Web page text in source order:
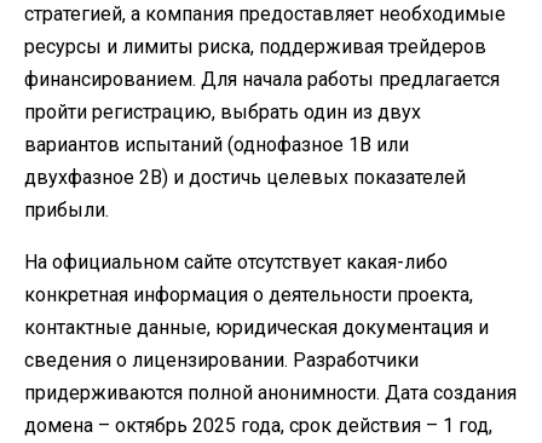
стратегией, а компания предоставляет необходимые
ресурсы и лимиты риска, поддерживая трейдеров
финансированием. Для начала работы предлагается
пройти регистрацию, выбрать один из двух
вариантов испытаний (однофазное 1В или
двухфазное 2В) и достичь целевых показателей
прибыли.
На официальном сайте отсутствует какая-либо
конкретная информация о деятельности проекта,
контактные данные, юридическая документация и
сведения о лицензировании. Разработчики
придерживаются полной анонимности. Дата создания
домена – октябрь 2025 года, срок действия – 1 год,